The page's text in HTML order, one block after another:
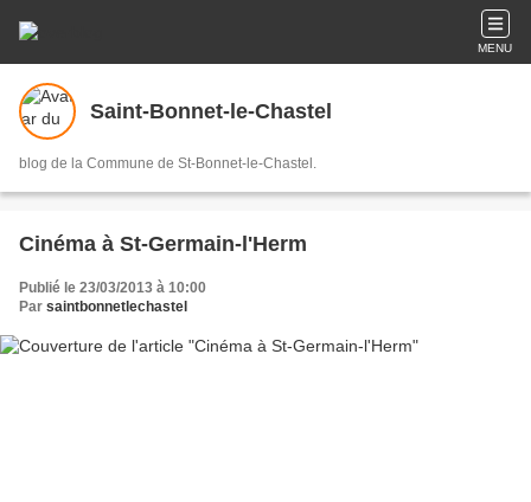
MENU
Saint-Bonnet-le-Chastel
blog de la Commune de St-Bonnet-le-Chastel.
Cinéma à St-Germain-l'Herm
Publié le 23/03/2013 à 10:00
Par saintbonnetlechastel